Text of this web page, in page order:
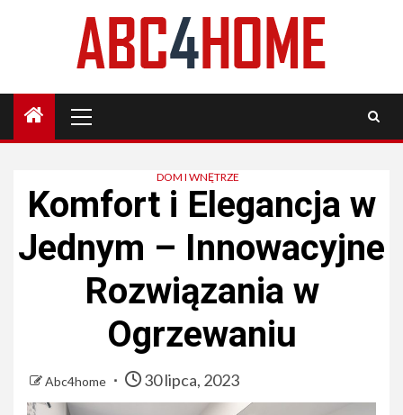
Menu
DOM I WNĘTRZE
Komfort i Elegancja w
Jednym – Innowacyjne
Rozwiązania w
Ogrzewaniu
Abc4home 30 lipca, 2023